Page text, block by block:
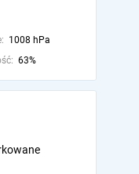
1008 hPa
63%